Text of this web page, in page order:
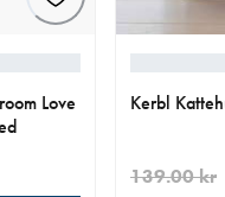
Love
Kerbl
139.00 kr